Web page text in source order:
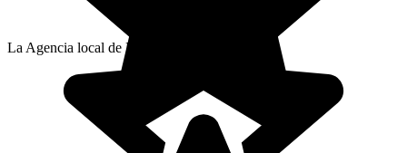
La Agencia local de Paola